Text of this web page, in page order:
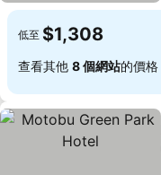
低至 $1,308
查看其他 8 個網站的價格